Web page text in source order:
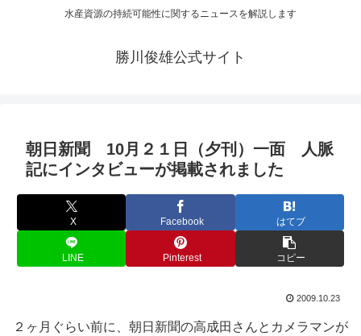
水産資源の持続可能性に関するニュースを解説します
勝川俊雄公式サイト
朝日新聞 10月２１日（夕刊）一面 人脈
記にインタビューが掲載されました
X Facebook はてブ
LINE Pinterest コピー
2009.10.23
２ヶ月ぐらい前に、朝日新聞の高成田さんとカメラマンが